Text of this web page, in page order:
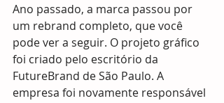
Ano passado, a marca passou por
um rebrand completo, que você
pode ver a seguir. O projeto gráfico
foi criado pelo escritório da
FutureBrand de São Paulo. A
empresa foi novamente responsável